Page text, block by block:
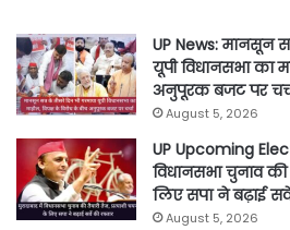
UP News: मानसून
यूपी विधानसभा का
अनुपूरक बजट पर
August 5, 2026
UP Upcoming
विधानसभा चुनाव की
लिए सपा ने बढ़ाई
August 5, 2026